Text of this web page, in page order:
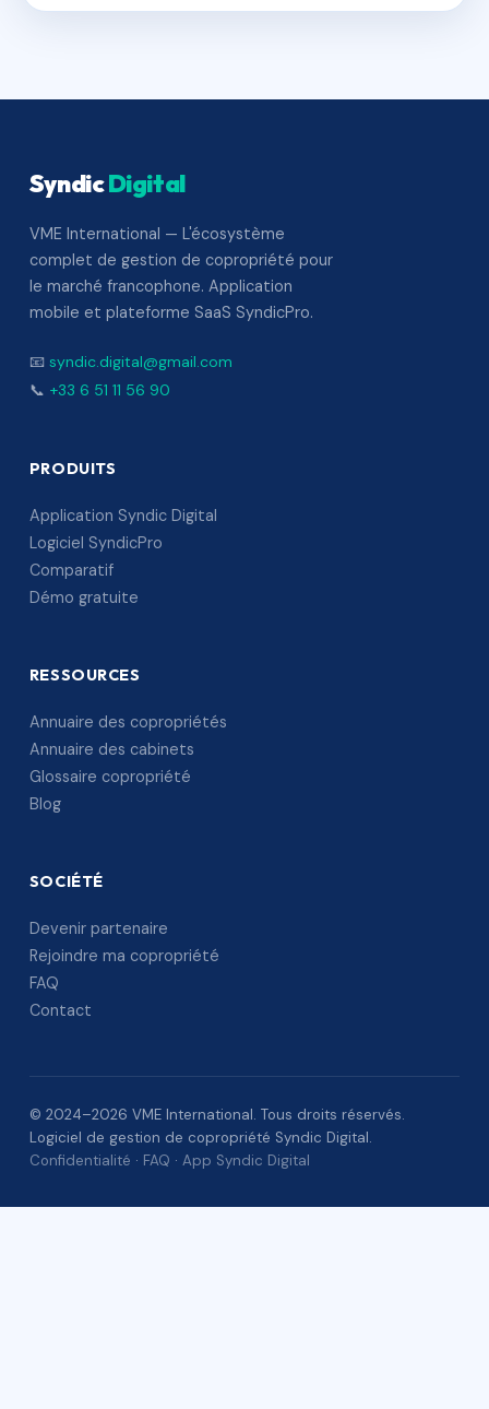
SyndicDigital
VME International — L'écosystème
complet de gestion de copropriété pour
le marché francophone. Application
mobile et plateforme SaaS SyndicPro.
📧 syndic.digital@gmail.com
📞 +33 6 51 11 56 90
PRODUITS
Application Syndic Digital
Logiciel SyndicPro
Comparatif
Démo gratuite
RESSOURCES
Annuaire des copropriétés
Annuaire des cabinets
Glossaire copropriété
Blog
SOCIÉTÉ
Devenir partenaire
Rejoindre ma copropriété
FAQ
Contact
© 2024–2026 VME International. Tous droits réservés.
Logiciel de gestion de copropriété Syndic Digital.
Confidentialité · FAQ · App Syndic Digital